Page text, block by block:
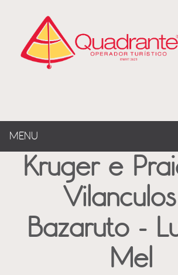
MENU
Kruger e
Bazaruto -
Mel